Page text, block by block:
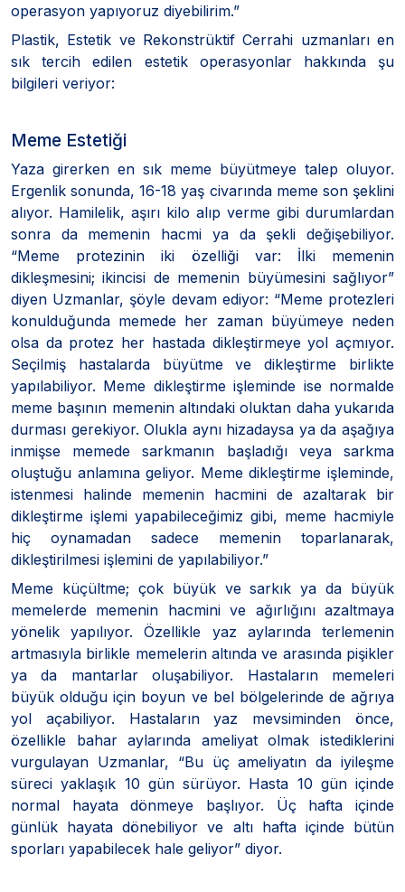
operasyon yapıyoruz diyebilirim.”
Plastik, Estetik ve Rekonstrüktif Cerrahi uzmanları en
sık tercih edilen estetik operasyonlar hakkında şu
bilgileri veriyor:
Meme Estetiği
Yaza girerken en sık meme büyütmeye talep oluyor.
Ergenlik sonunda, 16-18 yaş civarında meme son şeklini
alıyor. Hamilelik, aşırı kilo alıp verme gibi durumlardan
sonra da memenin hacmi ya da şekli değişebiliyor.
“Meme protezinin iki özelliği var: İlki memenin
dikleşmesini; ikincisi de memenin büyümesini sağlıyor”
diyen Uzmanlar, şöyle devam ediyor: “Meme protezleri
konulduğunda memede her zaman büyümeye neden
olsa da protez her hastada dikleştirmeye yol açmıyor.
Seçilmiş hastalarda büyütme ve dikleştirme birlikte
yapılabiliyor. Meme dikleştirme işleminde ise normalde
meme başının memenin altındaki oluktan daha yukarıda
durması gerekiyor. Olukla aynı hizadaysa ya da aşağıya
inmişse memede sarkmanın başladığı veya sarkma
oluştuğu anlamına geliyor. Meme dikleştirme işleminde,
istenmesi halinde memenin hacmini de azaltarak bir
dikleştirme işlemi yapabileceğimiz gibi, meme hacmiyle
hiç oynamadan sadece memenin toparlanarak,
dikleştirilmesi işlemini de yapılabiliyor.”
Meme küçültme; çok büyük ve sarkık ya da büyük
memelerde memenin hacmini ve ağırlığını azaltmaya
yönelik yapılıyor. Özellikle yaz aylarında terlemenin
artmasıyla birlikle memelerin altında ve arasında pişikler
ya da mantarlar oluşabiliyor. Hastaların memeleri
büyük olduğu için boyun ve bel bölgelerinde de ağrıya
yol açabiliyor. Hastaların yaz mevsiminden önce,
özellikle bahar aylarında ameliyat olmak istediklerini
vurgulayan Uzmanlar, “Bu üç ameliyatın da iyileşme
süreci yaklaşık 10 gün sürüyor. Hasta 10 gün içinde
normal hayata dönmeye başlıyor. Üç hafta içinde
günlük hayata dönebiliyor ve altı hafta içinde bütün
sporları yapabilecek hale geliyor” diyor.